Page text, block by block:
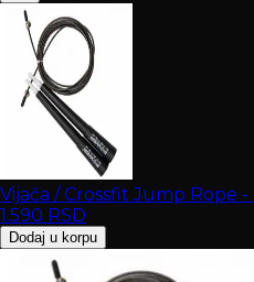
Vijača / Crossfit Jump Rope
1.590 RSD
Dodaj u korpu